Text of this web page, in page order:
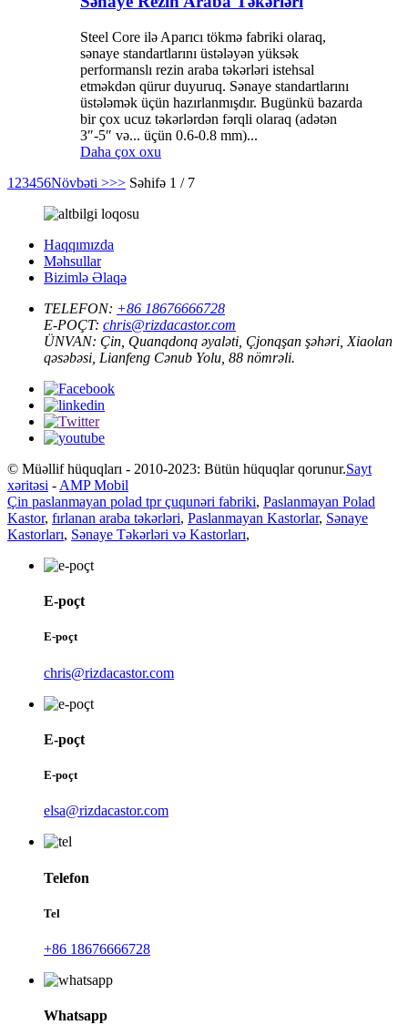
Steel Core ilə Aparıcı tökmə fabriki olaraq,
sənaye standartlarını üstələyən yüksək
performanslı rezin araba təkərləri istehsal
etməkdən qürur duyuruq. Sənaye standartlarını
üstələmək üçün hazırlanmışdır. Bugünkü bazarda
bir çox ucuz təkərlərdən fərqli olaraq (adətən
3″-5″ və... üçün 0.6-0.8 mm)...
Daha çox oxu
1 23456Növbəti >>> Səhifə 1 / 7
Haqqımızda
Məhsullar
Bizimlə Əlaqə
TELEFON: +86 18676666728
E-POÇT: chris@rizdacastor.com
ÜNVAN: Çin, Quanqdonq əyaləti, Çjonqşan şəhəri, Xiaolan
qəsəbəsi, Lianfeng Cənub Yolu, 88 nömrəli.
© Müəllif hüquqları - 2010-2023: Bütün hüquqlar qorunur.Sayt
xəritəsi - AMP Mobil
Çin paslanmayan polad tpr çuqunəri fabriki, Paslanmayan Polad
Kastor, fırlanan araba təkərləri, Paslanmayan Kastorlar, Sənaye
Kastorları, Sənaye Təkərləri və Kastorları,
E-poçt
E-poçt
chris@rizdacastor.com
E-poçt
E-poçt
elsa@rizdacastor.com
Telefon
Tel
+86 18676666728
Whatsapp